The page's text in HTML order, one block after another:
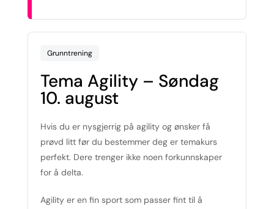
Grunntrening
Tema Agility – Søndag
10. august
Hvis du er nysgjerrig på agility og ønsker få
prøvd litt før du bestemmer deg er temakurs
perfekt. Dere trenger ikke noen forkunnskaper
for å delta.
Agility er en fin sport som passer fint til å